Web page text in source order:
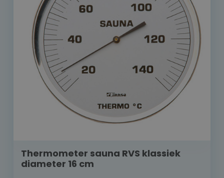
Thermometer sauna RVS klassiek
diameter 16 cm